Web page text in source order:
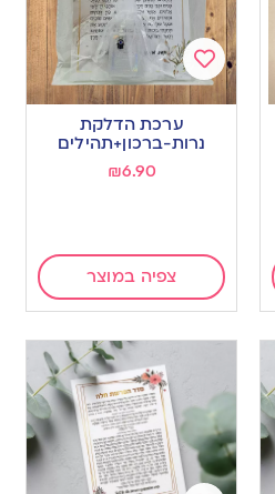
Add
wishlist
ערכת הדלקת
נרות-ברכון+תהילים
₪6.90
צפיה במוצר